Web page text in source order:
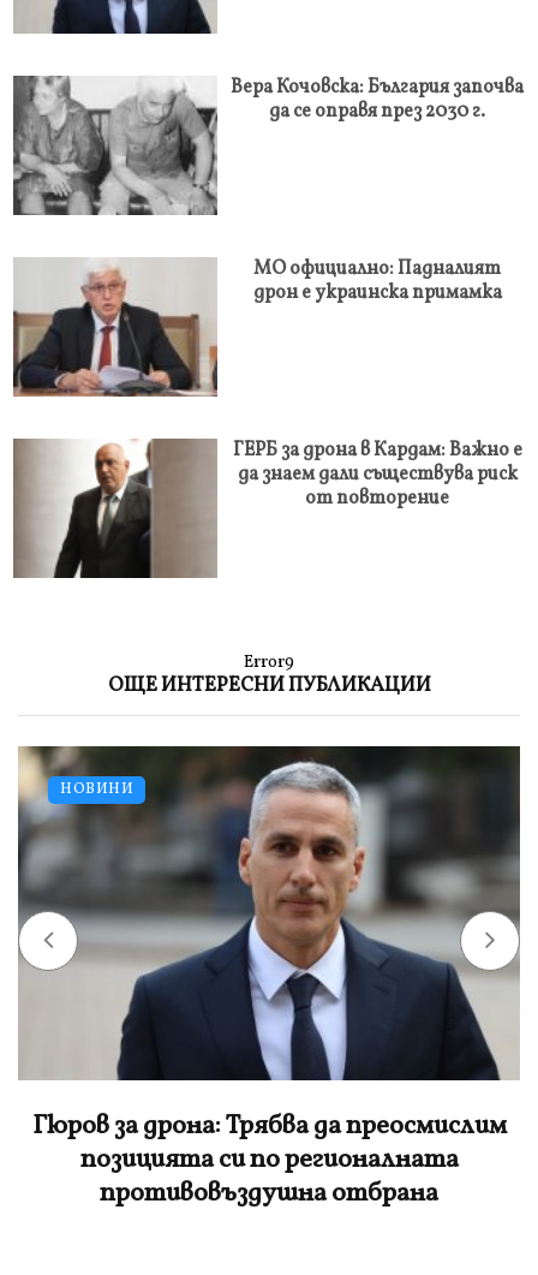
Вера Кочовска: България започва
да се оправя през 2030 г.
МО официално: Падналият
дрон е украинска примамка
ГЕРБ за дрона в Кардам: Важно е
да знаем дали съществува риск
от повторение
Error9
ОЩЕ ИНТЕРЕСНИ ПУБЛИКАЦИИ
НОВИНИ
Гюров за дрона: Трябва да преосмислим
позицията си по регионалната
противовъздушна отбрана